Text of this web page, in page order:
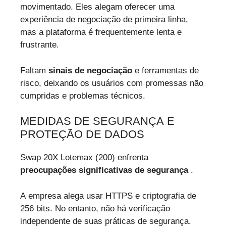
movimentado. Eles alegam oferecer uma
experiência de negociação de primeira linha,
mas a plataforma é frequentemente lenta e
frustrante.
Faltam sinais de negociação e ferramentas de
risco, deixando os usuários com promessas não
cumpridas e problemas técnicos.
MEDIDAS DE SEGURANÇA E
PROTEÇÃO DE DADOS
Swap 20X Lotemax (200) enfrenta
preocupações significativas de segurança.
A empresa alega usar HTTPS e criptografia de
256 bits. No entanto, não há verificação
independente de suas práticas de segurança.